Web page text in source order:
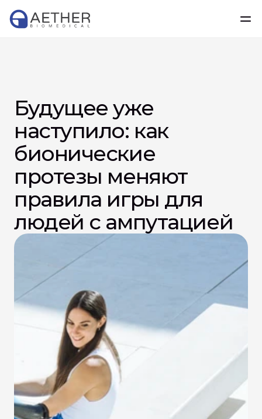
Будущее уже
наступило: как
бионические
протезы меняют
правила игры для
людей с ампутацией